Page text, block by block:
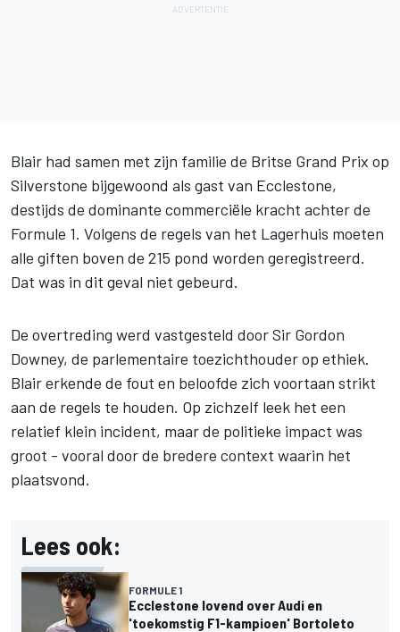
Blair had samen met zijn familie de Britse Grand Prix op
Silverstone bijgewoond als gast van Ecclestone,
destijds de dominante commerciële kracht achter de
Formule 1. Volgens de regels van het Lagerhuis moeten
alle giften boven de 215 pond worden geregistreerd.
Dat was in dit geval niet gebeurd.
De overtreding werd vastgesteld door Sir Gordon
Downey, de parlementaire toezichthouder op ethiek.
Blair erkende de fout en beloofde zich voortaan strikt
aan de regels te houden. Op zichzelf leek het een
relatief klein incident, maar de politieke impact was
groot - vooral door de bredere context waarin het
plaatsvond.
Lees ook:
FORMULE 1
Ecclestone lovend over Audi en
'toekomstig F1-kampioen' Bortoleto